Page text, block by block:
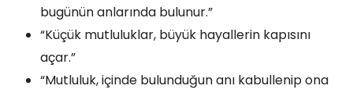
bugünün anlarında bulunur.”
“Küçük mutluluklar, büyük hayallerin kapısını
açar.”
“Mutluluk, içinde bulunduğun anı kabullenip ona